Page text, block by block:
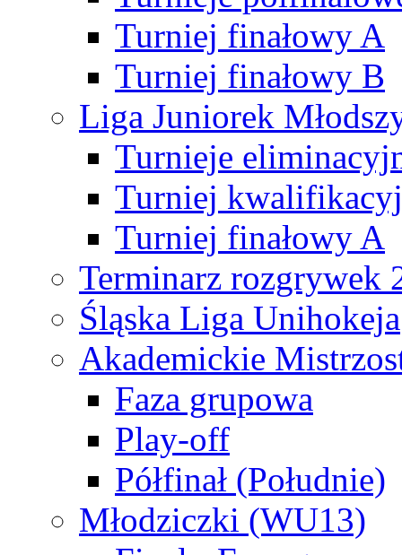
Turniej finałowy A
Turniej finałowy B
Liga Juniorek
Turnieje
Turniej
Turniej finałowy A
Terminarz rozgrywek
Śląska Liga Unihokeja
Akademickie
Faza grupowa
Play-off
Półfinał (Południe)
Młodziczki (WU13)